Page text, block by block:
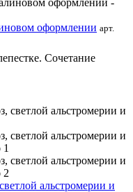
оформлении арт.
Сочетание
альстромерии и